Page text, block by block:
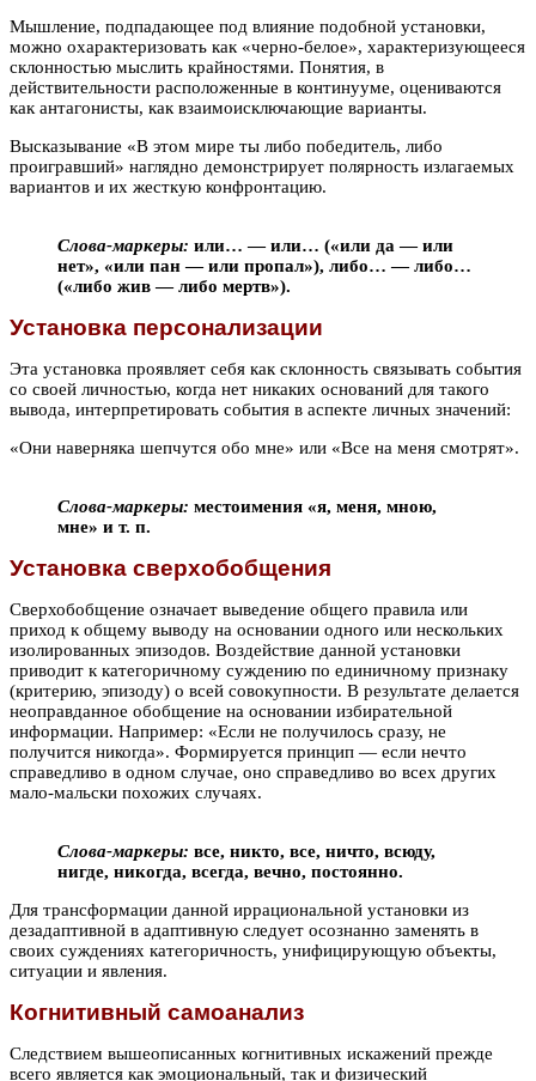
Мышление, подпадающее под влияние подобной установки,
можно охарактеризовать как «черно-белое», характеризующееся
склонностью мыслить крайностями. Понятия, в
действительности расположенные в континууме, оцениваются
как антагонисты, как взаимоисключающие варианты.
Высказывание «В этом мире ты либо победитель, либо
проигравший» наглядно демонстрирует полярность излагаемых
вариантов и их жесткую конфронтацию.
Слова-маркеры: или… — или… («или да — или
нет», «или пан — или пропал»), либо… — либо…
(«либо жив — либо мертв»).
Установка персонализации
Эта установка проявляет себя как склонность связывать события
со своей личностью, когда нет никаких оснований для такого
вывода, интерпретировать события в аспекте личных значений:
«Они наверняка шепчутся обо мне» или «Все на меня смотрят».
Слова-маркеры: местоимения «я, меня, мною,
мне» и т. п.
Установка сверхобобщения
Сверхобобщение означает выведение общего правила или
приход к общему выводу на основании одного или нескольких
изолированных эпизодов. Воздействие данной установки
приводит к категоричному суждению по единичному признаку
(критерию, эпизоду) о всей совокупности. В результате делается
неоправданное обобщение на основании избирательной
информации. Например: «Если не получилось сразу, не
получится никогда». Формируется принцип — если нечто
справедливо в одном случае, оно справедливо во всех других
мало-мальски похожих случаях.
Слова-маркеры: все, никто, все, ничто, всюду,
нигде, никогда, всегда, вечно, постоянно.
Для трансформации данной иррациональной установки из
дезадаптивной в адаптивную следует осознанно заменять в
своих суждениях категоричность, унифицирующую объекты,
ситуации и явления.
Когнитивный самоанализ
Следствием вышеописанных когнитивных искажений прежде
всего является как эмоциональный, так и физический